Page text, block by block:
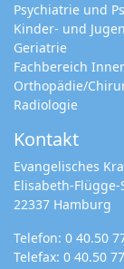
Psychiatrie und
Kinder- und
Geriatrie
Fachbereich
Orthopädie/
Radiologie
Kontakt
Evangelisches
Elisabeth-Flügge-
22337 Hamburg
Telefon: 0 40.50
Telefax: 0 40.50